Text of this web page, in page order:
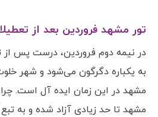
تور مشهد فروردین بعد از
در نیمه دوم فروردین، درست پس از
به یکباره دگرگون می‌شود و شهر
مشهد در این زمان ایده آل است.
مشهد تا حد زیادی آزاد شده و به